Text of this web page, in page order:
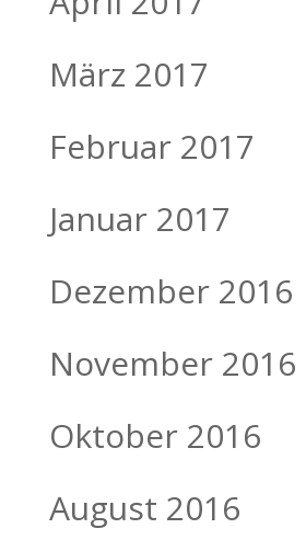
März 2017
Februar 2017
Januar 2017
Dezember 2016
November 2016
Oktober 2016
August 2016